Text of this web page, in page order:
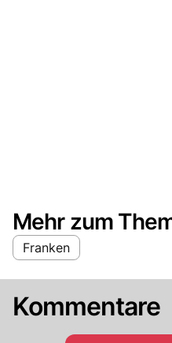
Mehr zum
Franken
Kommentare